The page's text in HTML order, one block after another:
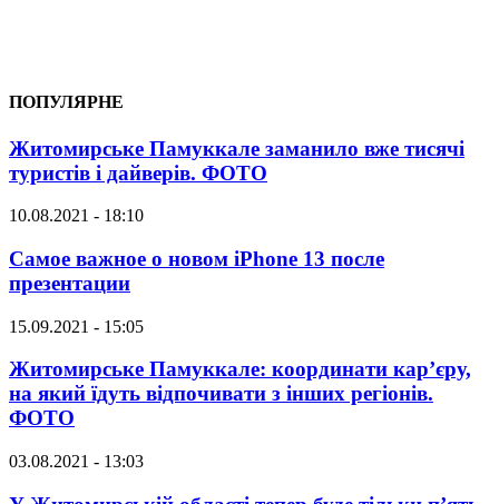
ПОПУЛЯРНЕ
Житомирське Памуккале заманило вже тисячі
туристів і дайверів. ФОТО
10.08.2021 - 18:10
Самое важное о новом iPhone 13 после
презентации
15.09.2021 - 15:05
Житомирське Памуккале: координати кар’єру,
на який їдуть відпочивати з інших регіонів.
ФОТО
03.08.2021 - 13:03